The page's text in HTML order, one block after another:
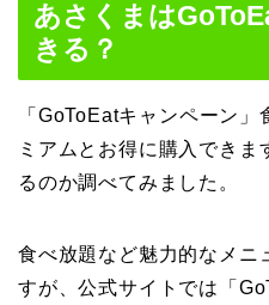
あさくまは
きる？
「GoToEatキャンペーン
ミアムとお得に購入できま
るのか調べてみました。
食べ放題など魅力的なメニ
すが、公式サイトでは「